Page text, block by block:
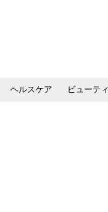
ヘルスケア ビューティ